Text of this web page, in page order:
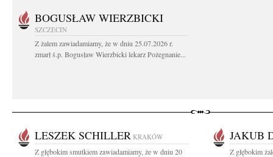
BOGUSŁAW WIERZBICKI
SZCZECIN
Z żalem zawiadamiamy, że w dniu 25.07.2026 r.
zmarł ś.p. Bogusław Wierzbicki lekarz Pożegnanie...
LESZEK SCHILLER KRAKÓW
Z głębokim smutkiem zawiadamiamy, że w dniu 20
JAKUB
Z głębokim